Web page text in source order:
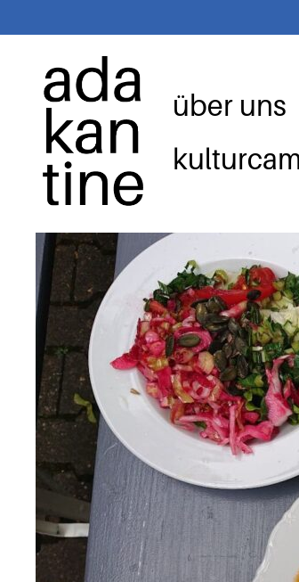
Inhalt
springen
über uns